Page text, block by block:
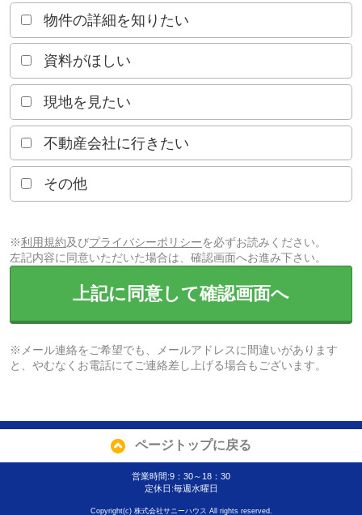
物件の詳細を知りたい
資料がほしい
現地を見たい
不動産会社に行きたい
その他
※利用規約及びプライバシーポリシーを必ずお読みください。
左記内容に同意いただいた場合は、確認画面へお進み下さい。
上記に同意して確認画面へ
※メール連絡をご希望でも、メールアドレスに間違いがあります
と、やむなくお電話にてご連絡差し上げる場合もございます。
ページトップに戻る
営業時間:9：30～18：30
定休日:毎週水曜日
Copyright(c) 株式会社サニーハウス All rights reserved.